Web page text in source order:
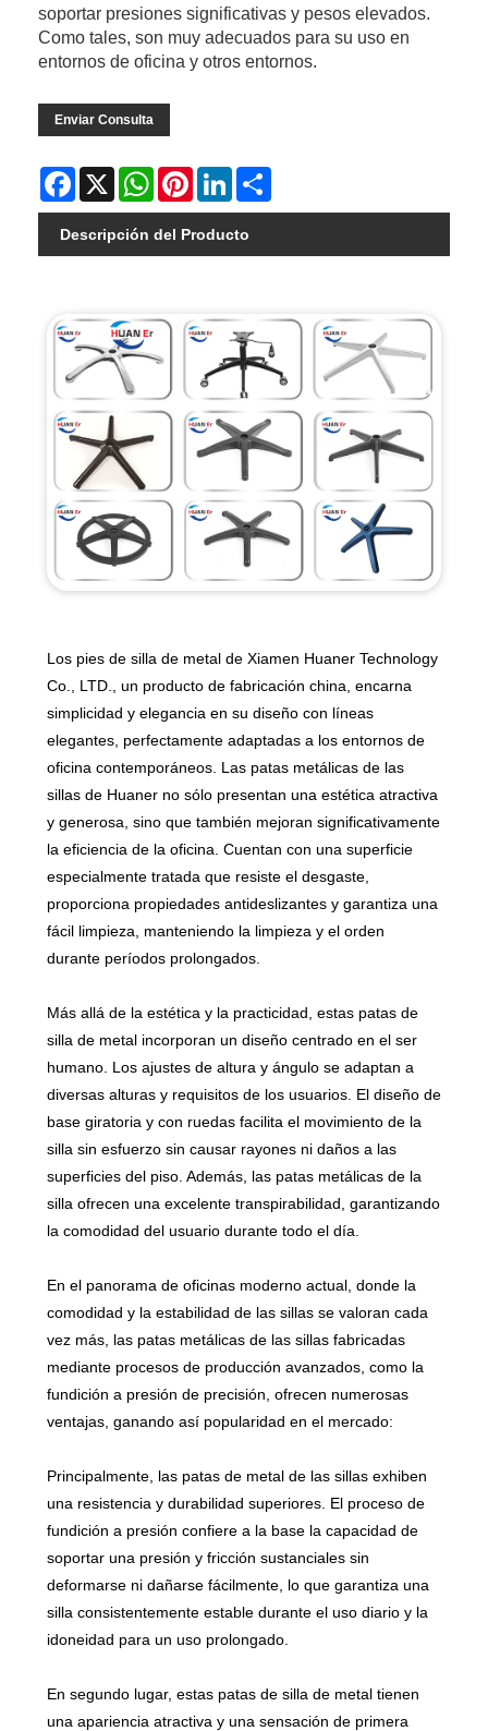
soportar presiones significativas y pesos elevados.
Como tales, son muy adecuados para su uso en
entornos de oficina y otros entornos.
Enviar Consulta
Facebook
X WhatsAppPinterestLinkedIn
Descripción del Producto
Los pies de silla de metal de Xiamen Huaner Technology
Co., LTD., un producto de fabricación china, encarna
simplicidad y elegancia en su diseño con líneas
elegantes, perfectamente adaptadas a los entornos de
oficina contemporáneos. Las patas metálicas de las
sillas de Huaner no sólo presentan una estética atractiva
y generosa, sino que también mejoran significativamente
la eficiencia de la oficina. Cuentan con una superficie
especialmente tratada que resiste el desgaste,
proporciona propiedades antideslizantes y garantiza una
fácil limpieza, manteniendo la limpieza y el orden
durante períodos prolongados.
Más allá de la estética y la practicidad, estas patas de
silla de metal incorporan un diseño centrado en el ser
humano. Los ajustes de altura y ángulo se adaptan a
diversas alturas y requisitos de los usuarios. El diseño de
base giratoria y con ruedas facilita el movimiento de la
silla sin esfuerzo sin causar rayones ni daños a las
superficies del piso. Además, las patas metálicas de la
silla ofrecen una excelente transpirabilidad, garantizando
la comodidad del usuario durante todo el día.
En el panorama de oficinas moderno actual, donde la
comodidad y la estabilidad de las sillas se valoran cada
vez más, las patas metálicas de las sillas fabricadas
mediante procesos de producción avanzados, como la
fundición a presión de precisión, ofrecen numerosas
ventajas, ganando así popularidad en el mercado:
Principalmente, las patas de metal de las sillas exhiben
una resistencia y durabilidad superiores. El proceso de
fundición a presión confiere a la base la capacidad de
soportar una presión y fricción sustanciales sin
deformarse ni dañarse fácilmente, lo que garantiza una
silla consistentemente estable durante el uso diario y la
idoneidad para un uso prolongado.
En segundo lugar, estas patas de silla de metal tienen
una apariencia atractiva y una sensación de primera